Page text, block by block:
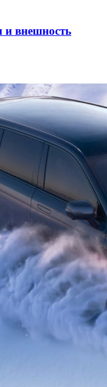
и внешность